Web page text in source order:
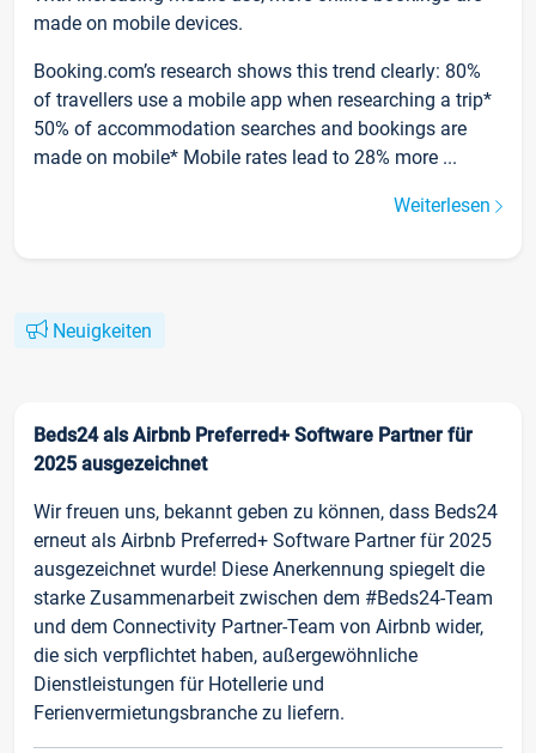
made on mobile devices.
Booking.com’s research shows this trend clearly: 80%
of travellers use a mobile app when researching a trip*
50% of accommodation searches and bookings are
made on mobile* Mobile rates lead to 28% more ...
Weiterlesen
Neuigkeiten
Beds24 als Airbnb Preferred+ Software Partner für
2025 ausgezeichnet
Wir freuen uns, bekannt geben zu können, dass Beds24
erneut als Airbnb Preferred+ Software Partner für 2025
ausgezeichnet wurde! Diese Anerkennung spiegelt die
starke Zusammenarbeit zwischen dem #Beds24-Team
und dem Connectivity Partner-Team von Airbnb wider,
die sich verpflichtet haben, außergewöhnliche
Dienstleistungen für Hotellerie und
Ferienvermietungsbranche zu liefern.